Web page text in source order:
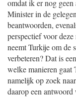
omdat ik er nog
Minister in de
beantwoorden,
perspectief voor
neemt Turkije om de
verbeteren? Dat is
welke manieren gaat
namelijk op zoek
daarop een